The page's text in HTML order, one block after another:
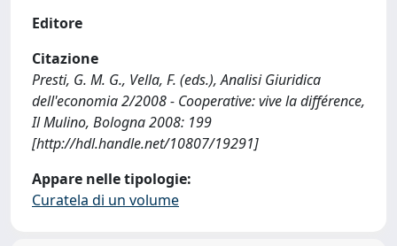
Editore
Citazione
Presti, G. M. G., Vella, F. (eds.), Analisi Giuridica
dell'economia 2/2008 - Cooperative: vive la différence,
Il Mulino, Bologna 2008: 199
[http://hdl.handle.net/10807/19291]
Appare nelle tipologie:
Curatela di un volume